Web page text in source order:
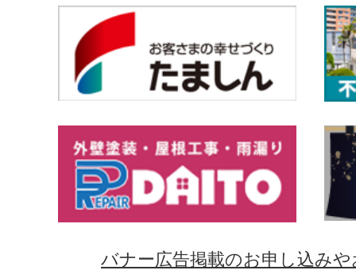
バナー広告掲載のお申し込み